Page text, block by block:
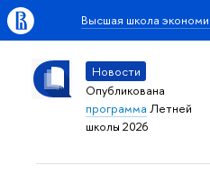
Высшая школа
Новости
Опубликована
программа Летней
школы 2026